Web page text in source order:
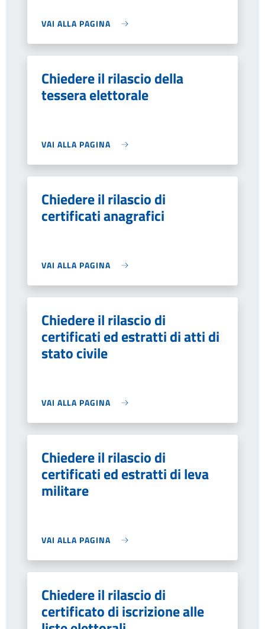
VAI ALLA PAGINA
Chiedere il rilascio della
tessera elettorale
VAI ALLA PAGINA
Chiedere il rilascio di
certificati anagrafici
VAI ALLA PAGINA
Chiedere il rilascio di
certificati ed estratti di atti di
stato civile
VAI ALLA PAGINA
Chiedere il rilascio di
certificati ed estratti di leva
militare
VAI ALLA PAGINA
Chiedere il rilascio di
certificato di iscrizione alle